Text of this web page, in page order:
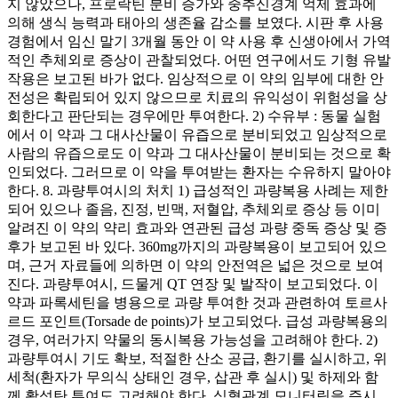
지 않았으나, 프로락틴 분비 증가와 중추신경계 억제 효과에
의해 생식 능력과 태아의 생존율 감소를 보였다. 시판 후 사용
경험에서 임신 말기 3개월 동안 이 약 사용 후 신생아에서 가역
적인 추체외로 증상이 관찰되었다. 어떤 연구에서도 기형 유발
작용은 보고된 바가 없다. 임상적으로 이 약의 임부에 대한 안
전성은 확립되어 있지 않으므로 치료의 유익성이 위험성을 상
회한다고 판단되는 경우에만 투여한다. 2) 수유부 : 동물 실험
에서 이 약과 그 대사산물이 유즙으로 분비되었고 임상적으로
사람의 유즙으로도 이 약과 그 대사산물이 분비되는 것으로 확
인되었다. 그러므로 이 약을 투여받는 환자는 수유하지 말아야
한다. 8. 과량투여시의 처치 1) 급성적인 과량복용 사례는 제한
되어 있으나 졸음, 진정, 빈맥, 저혈압, 추체외로 증상 등 이미
알려진 이 약의 약리 효과와 연관된 급성 과량 중독 증상 및 증
후가 보고된 바 있다. 360mg까지의 과량복용이 보고되어 있으
며, 근거 자료들에 의하면 이 약의 안전역은 넓은 것으로 보여
진다. 과량투여시, 드물게 QT 연장 및 발작이 보고되었다. 이
약과 파록세틴을 병용으로 과량 투여한 것과 관련하여 토르사
르드 포인트(Torsade de points)가 보고되었다. 급성 과량복용의
경우, 여러가지 약물의 동시복용 가능성을 고려해야 한다. 2)
과량투여시 기도 확보, 적절한 산소 공급, 환기를 실시하고, 위
세척(환자가 무의식 상태인 경우, 삽관 후 실시) 및 하제와 함